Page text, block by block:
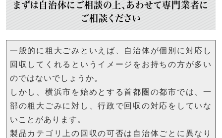
まずは自治体にご相談の上、あわせて専門業者に
ご相談ください
一般的に粗大ごみといえば、自治体が個別に対応し
回収してくれるというイメージをお持ちの方が多い
のではないでしょうか。
しかし、横浜市を始めとする首都圏の都市では、一
部の粗大ごみに対し、行政で回収の対応をしていな
いことがあります。
製品カテゴリ上の回収の可否は自治体ごとに異なり